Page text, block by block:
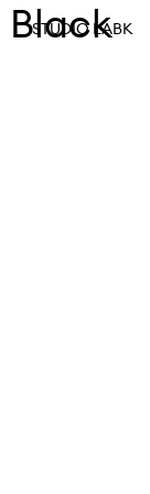
STUDIO LABK
Black